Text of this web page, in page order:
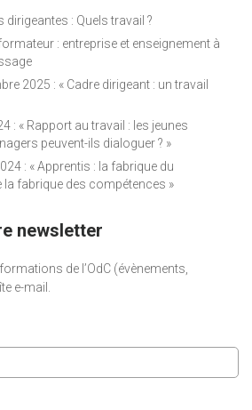
dirigeantes : Quels travail ?
: entreprise et enseignement à
2025 : « Cadre dirigeant : un travail
: « Rapport au travail : les jeunes
peuvent-ils dialoguer ? »
: « Apprentis : la fabrique du
la fabrique des compétences »
newsletter
de l’OdC (évènements,
e-mail.